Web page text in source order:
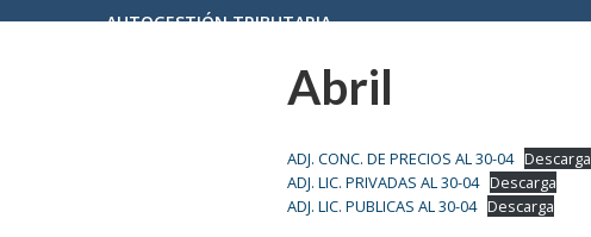
AUTOGESTIÓN TRIBUTARIA
Abril
ADJ. CONC. DE PRECIOS AL 30-04 Descarga
ADJ. LIC. PRIVADAS AL 30-04 Descarga
ADJ. LIC. PUBLICAS AL 30-04 Descarga